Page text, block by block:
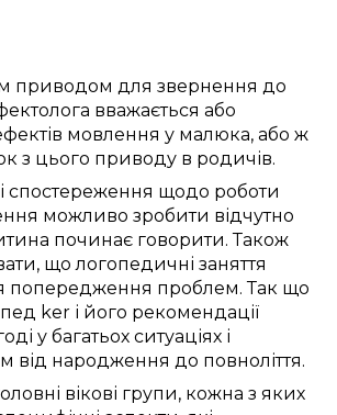
приводом для звернення до
вважається або
мовлення у малюка, або ж
з цього приводу в родичів.
спостереження щодо роботи
можливо зробити відчутно
починає говорити.Також
що логопедичні заняття
попередження проблем.Так що
ker і його рекомендації
у багатьох ситуаціях і
від народження до повноліття.
вікові групи, кожна з яких